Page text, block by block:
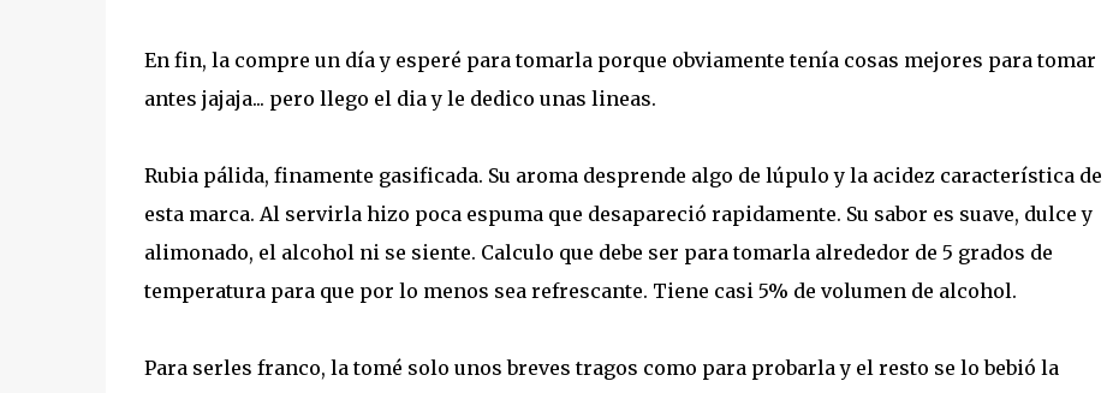
En fin, la compre un día y esperé para tomarla porque obviamente tenía cosas mejores para tomar
antes jajaja... pero llego el dia y le dedico unas lineas.
Rubia pálida, finamente gasificada. Su aroma desprende algo de lúpulo y la acidez característica de
esta marca. Al servirla hizo poca espuma que desapareció rapidamente. Su sabor es suave, dulce y
alimonado, el alcohol ni se siente. Calculo que debe ser para tomarla alrededor de 5 grados de
temperatura para que por lo menos sea refrescante. Tiene casi 5% de volumen de alcohol.
Para serles franco, la tomé solo unos breves tragos como para probarla y el resto se lo bebió la